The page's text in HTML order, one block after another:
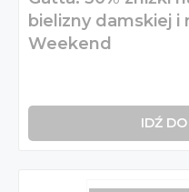
bielizny damskiej i
Weekend
IDŹ